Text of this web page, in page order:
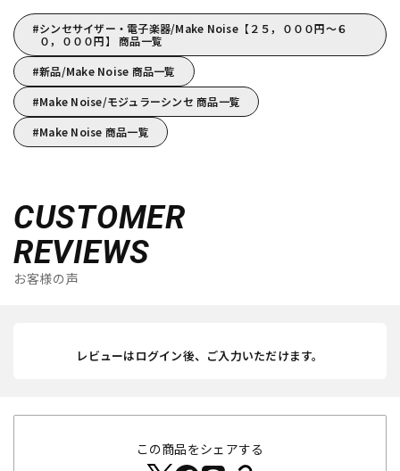
シンセサイザー・電子楽器/Make Noise【２５，０００円～６
０，０００円】 商品一覧
新品/Make Noise 商品一覧
Make Noise/モジュラーシンセ 商品一覧
Make Noise 商品一覧
CUSTOMER
REVIEWS
お客様の声
レビューはログイン後、ご入力いただけます。
この商品をシェアする